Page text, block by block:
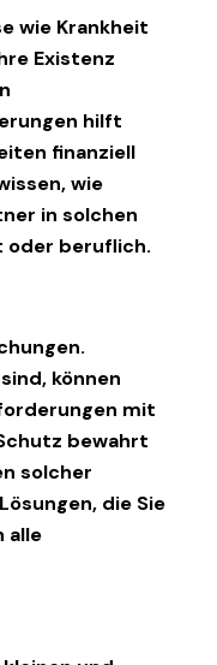
wie Krankheit
Existenz
hilft
finanziell
wie
in solchen
oder beruflich.
können
mit
bewahrt
solcher
die Sie
alle